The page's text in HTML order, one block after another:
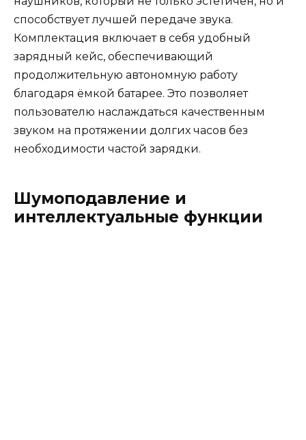
способствует лучшей передаче звука.
Комплектация включает в себя удобный
зарядный кейс, обеспечивающий
продолжительную автономную работу
благодаря ёмкой батарее. Это позволяет
пользователю наслаждаться качественным
звуком на протяжении долгих часов без
необходимости частой зарядки.
Шумоподавление и
интеллектуальные функции